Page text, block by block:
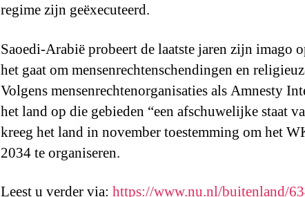
regime zijn geëxecuteerd.
Saoedi-Arabië probeert de laatste jaren zijn imago
het gaat om mensenrechtenschendingen en
Volgens mensenrechtenorganisaties als Amnesty
het land op die gebieden “een afschuwelijke staat
kreeg het land in november toestemming om het
2034 te organiseren.
Leest u verder via: https://www.nu.nl/buitenland/